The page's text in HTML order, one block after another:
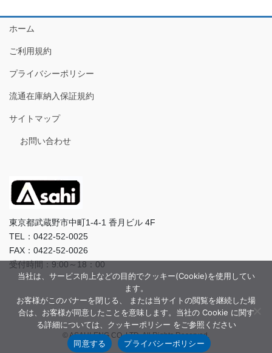
ホーム
ご利用規約
プライバシーポリシー
流通在庫納入保証規約
サイトマップ
お問い合わせ
東京都武蔵野市中町1-4-1 香月ビル 4F
TEL：0422-52-0025
FAX：0422-52-0026
受付時間：9:00～18：00
© ASAHI-ENG CO.,LTD. All Rights Reserved.
当社は、サービス向上などの目的でクッキー(Cookie)を使用してい
ます。
お客様がこのバナーを閉じる、 または当サイトの閲覧を継続した場
合は、お客様が同意したことを意味します。当社の Cookie に関す
る詳細については、クッキーポリシー をご参照ください
同意する
プライバシーポリシー